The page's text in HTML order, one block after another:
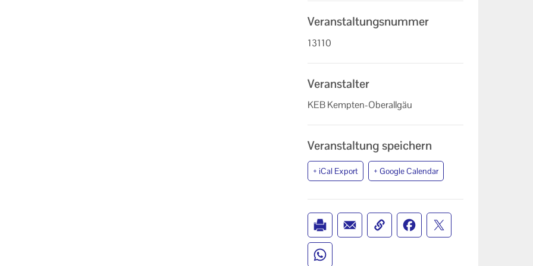
Veranstaltungsnummer
13110
Veranstalter
KEB Kempten-Oberallgäu
Veranstaltung speichern
+ iCal Export + Google Calendar